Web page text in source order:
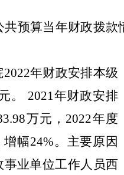
共预算当年财政拨款
2022年财政安排本级
。 2021年财政安排
万元，2022年度
幅24%。主要原因
业单位工作人员西